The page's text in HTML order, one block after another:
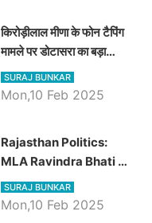
किरोड़ीलाल मीणा के फोन टैपिंग
मामले पर डोटासरा का बड़ा
आरोप, वीडियो में देखें AZ बड़ी
खबरें
SURAJ BUNKAR
Mon,10 Feb 2025
Rajasthan Politics:
MLA Ravindra Bhati ने
प्रदेश की शिक्षा व्यवस्था पर
उठाए सवाल, Madan
SURAJ BUNKAR
Mon,10 Feb 2025